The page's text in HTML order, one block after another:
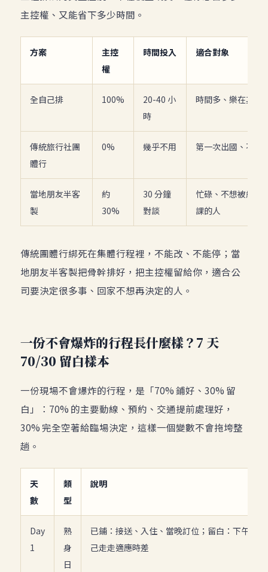
主控權、又能省下多少時間。
方案
主控
權
時間投入 適合對象
全自己排 100%
20-40 小
時
時間多、樂在其中
傳統旅行社團
體行
0% 幾乎不用 第一次出國、不想
當地朋友半客
製
約
30%
30 分鐘
對談
忙碌、不想被綁又
課的人
傳統團體行綁死在集體行程裡，不能改、不能停；當
地朋友半客製把骨幹排好，把主控權留給你，適合公
司要決定很多事、回家不想再決定的人。
一份不會爆炸的行程長什麼樣？7 天
70/30 留白樣本
一份現場不會爆炸的行程，是「70% 鋪好、30% 留
白」：70% 的主要動線、預約、交通提前處理好，
30% 完全空著給臨場決定，這樣一個變數不會拖垮整
趟。
天
數
類
型
說明
Day
1
熟
身
日
已鋪：接送、入住、當晚訂位；留白：下午到
己走走適應時差